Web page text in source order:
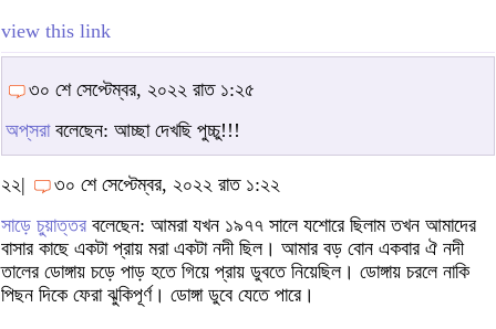
view this link
৩০ শে সেপ্টেম্বর, ২০২২ রাত ১:২৫
অপ্‌সরাবলেছেন: আচ্ছা দেখছি পুচ্চু!!!
২২|
৩০ শে সেপ্টেম্বর, ২০২২ রাত ১:২২
সাড়ে চুয়াত্তর বলেছেন: আমরা যখন ১৯৭৭ সালে যশোরে ছিলাম তখন আমাদের
বাসার কাছে একটা প্রায় মরা একটা নদী ছিল। আমার বড় বোন একবার ঐ নদী
তালের ডোঙ্গায় চড়ে পাড় হতে গিয়ে প্রায় ডুবতে নিয়েছিল। ডোঙ্গায় চরলে নাকি
পিছন দিকে ফেরা ঝুকিপূর্ণ। ডোঙ্গা ডুবে যেতে পারে।